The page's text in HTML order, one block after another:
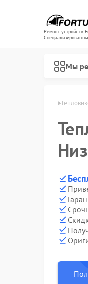
Ремонт устройств
Мы
Fortuna в Сургуте